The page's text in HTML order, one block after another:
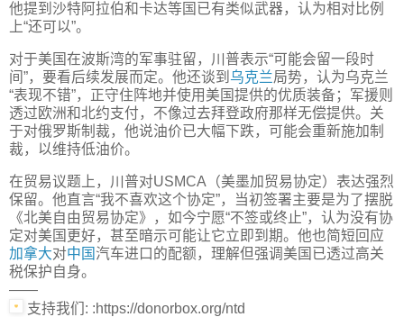
他提到沙特阿拉伯和卡达等国已有类似武器，认为相对比例
上“还可以”。
对于美国在波斯湾的军事驻留，川普表示“可能会留一段时
间”，要看后续发展而定。他还谈到 乌克兰局势，认为乌克兰
“表现不错”，正守住阵地并使用美国提供的优质装备；军援则
透过欧洲和北约支付，不像过去拜登政府那样无偿提供。关
于对俄罗斯制裁，他说油价已大幅下跌，可能会重新施加制
裁，以维持低油价。
在贸易议题上，川普对USMCA（美墨加贸易协定）表达强烈
保留。他直言“我不喜欢这个协定”，当初签署主要是为了摆脱
《北美自由贸易协定》，如今宁愿“不签或终止”，认为没有协
定对美国更好，甚至暗示可能让它立即到期。他也简短回应
加拿大对中国 汽车进口的配额，理解但强调美国已透过高关
税保护自身。
——
支持我们: :https://donorbox.org/ntd